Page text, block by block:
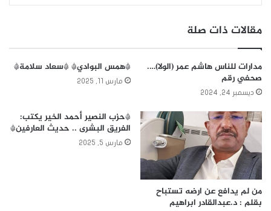
مقالات ذات صلة
مدارات للناس هاشم عمر (الولا)….
صحفي رقم
ديسمبر 24, 2024
*همس البوادي* *سعاد سلامة*
مارس 11, 2025
من لم يدافع عن ارضه تستباح
بقلم : د.عبدالقادر ابراهيم
*حزب النصير أحمد الخير يكتب:
الفريق البشرى .. حديث العارفين*
مارس 5, 2025